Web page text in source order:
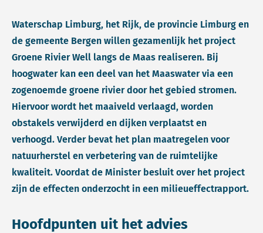
Waterschap Limburg, het Rijk, de provincie Limburg en
de gemeente Bergen willen gezamenlijk het project
Groene Rivier Well langs de Maas realiseren. Bij
hoogwater kan een deel van het Maaswater via een
zogenoemde groene rivier door het gebied stromen.
Hiervoor wordt het maaiveld verlaagd, worden
obstakels verwijderd en dijken verplaatst en
verhoogd. Verder bevat het plan maatregelen voor
natuurherstel en verbetering van de ruimtelijke
kwaliteit. Voordat de Minister besluit over het project
zijn de effecten onderzocht in een milieueffectrapport.
Hoofdpunten uit het advies